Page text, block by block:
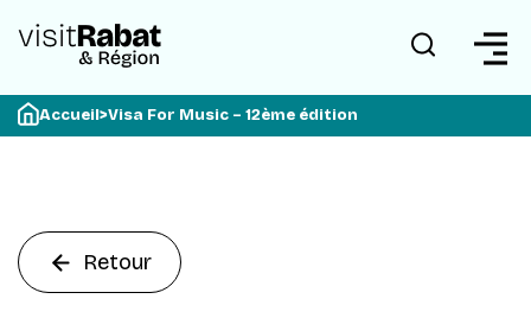
Accueil>Visa For Music – 12ème édition
Retour